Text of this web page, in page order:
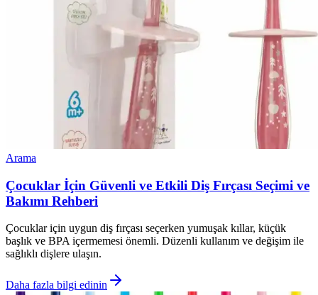
Arama
Çocuklar İçin Güvenli ve Etkili Diş Fırçası Seçimi ve
Bakımı Rehberi
Çocuklar için uygun diş fırçası seçerken yumuşak kıllar, küçük
başlık ve BPA içermemesi önemli. Düzenli kullanım ve değişim ile
sağlıklı dişlere ulaşın.
Daha fazla bilgi edinin